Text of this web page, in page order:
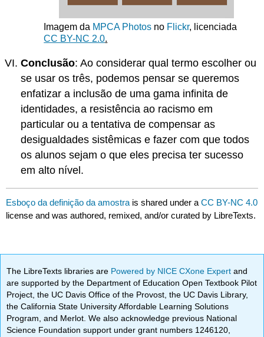
Imagem da MPCA Photos no Flickr, licenciada
CC BY-NC 2.0.
Conclusão: Ao considerar qual termo escolher ou
se usar os três, podemos pensar se queremos
enfatizar a inclusão de uma gama infinita de
identidades, a resistência ao racismo em
particular ou a tentativa de compensar as
desigualdades sistêmicas e fazer com que todos
os alunos sejam o que eles precisa ter sucesso
em alto nível.
Esboço da definição da amostra is shared under aCC BY-NC 4.0
license and was authored, remixed, and/or curated by LibreTexts.
The LibreTexts libraries are Powered by NICE CXone Expertand
are supported by the Department of Education Open Textbook Pilot
Project, the UC Davis Office of the Provost, the UC Davis Library,
the California State University Affordable Learning Solutions
Program, and Merlot. We also acknowledge previous National
Science Foundation support under grant numbers 1246120,